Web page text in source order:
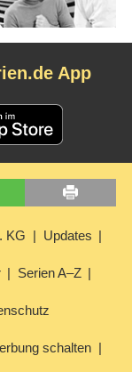
App
KG Updates
Serien A–Z
schalten